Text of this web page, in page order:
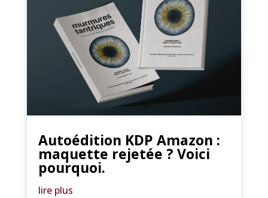
Autoédition KDP Amazon :
maquette rejetée ? Voici
pourquoi.
lire plus